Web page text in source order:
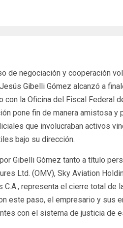
de negociación y cooperación
Gibelli Gómez alcanzó a
con la Oficina del Fiscal Federal
pone fin de manera amistosa
que involucraban activos
bajo su dirección.
Gibelli Gómez tanto a título
Ltd. (OMV), Sky Aviation
C.A., representa el cierre total de
este paso, el empresario y sus
con el sistema de justicia de